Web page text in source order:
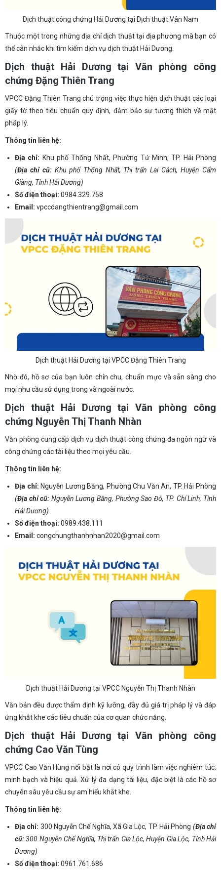
Dịch thuật công chứng Hải Dương tại Dịch thuật Vân Nam
Thuộc một trong những địa chỉ dịch thuật tại địa phương mà bạn có
thể cân nhắc khi tìm kiếm dịch vụ dịch thuật Hải Dương.
Dịch thuật Hải Dương tại Văn phòng công
chứng Đặng Thiên Trang
VPCC Đặng Thiên Trang chú trọng việc thực hiện dịch thuật các loại
giấy tờ theo tiêu chuẩn quy định, đảm bảo sự tương thích về mặt
pháp lý.
Thông tin liên hệ:
Địa chỉ: Khu phố Thống Nhất, Phường Tứ Minh, TP. Hải Phòng
(Địa chỉ cũ: Khu phố Thống Nhất, Thị trấn Lai Cách, Huyện Cẩm
Giàng, Tỉnh Hải Dương)
Số điện thoại: 0984.329.758
Email: vpccdangthientrang@gmail.com
Dịch thuật Hải Dương tại VPCC Đặng Thiên Trang
Nhờ đó, hồ sơ của bạn luôn chỉn chu, chuẩn mực và sẵn sàng cho
mọi nhu cầu sử dụng trong và ngoài nước.
Dịch thuật Hải Dương tại Văn phòng công
chứng Nguyễn Thị Thanh Nhàn
Văn phòng cung cấp dịch vụ dịch thuật công chứng đa ngôn ngữ và
công chứng các tài liệu theo mọi yêu cầu.
Thông tin liên hệ:
Địa chỉ:Nguyễn Lương Bằng, Phường Chu Văn An, TP. Hải Phòng
(Địa chỉ cũ: Nguyễn Lương Bằng, Phường Sao Đỏ, TP. Chí Linh, Tỉnh
Hải Dương)
Số điện thoại: 0989.438.111
Email: congchungthanhnhan2020@gmail.com
Dịch thuật Hải Dương tại VPCC Nguyễn Thị Thanh Nhàn
Văn bản đều được thẩm định kỹ lưỡng, đầy đủ giá trị pháp lý và đáp
ứng khắt khe các tiêu chuẩn của cơ quan chức năng.
Dịch thuật Hải Dương tại Văn phòng công
chứng Cao Văn Tùng
VPCC Cao Văn Hùng nổi bật là nơi có quy trình làm việc nghiêm túc,
minh bạch và hiệu quả. Xử lý đa dạng tài liệu, đặc biệt là các hồ sơ
chuyên sâu yêu cầu sự am hiểu khắt khe.
Thông tin liên hệ:
Địa chỉ: 300 Nguyễn Chế Nghĩa, Xã Gia Lộc, TP. Hải Phòng (Địa chỉ
cũ:300 Nguyễn Chế Nghĩa, Thị trấn Gia Lộc, Huyện Gia Lộc, Tỉnh Hải
Dương)
Số điện thoại: 0961.761.686